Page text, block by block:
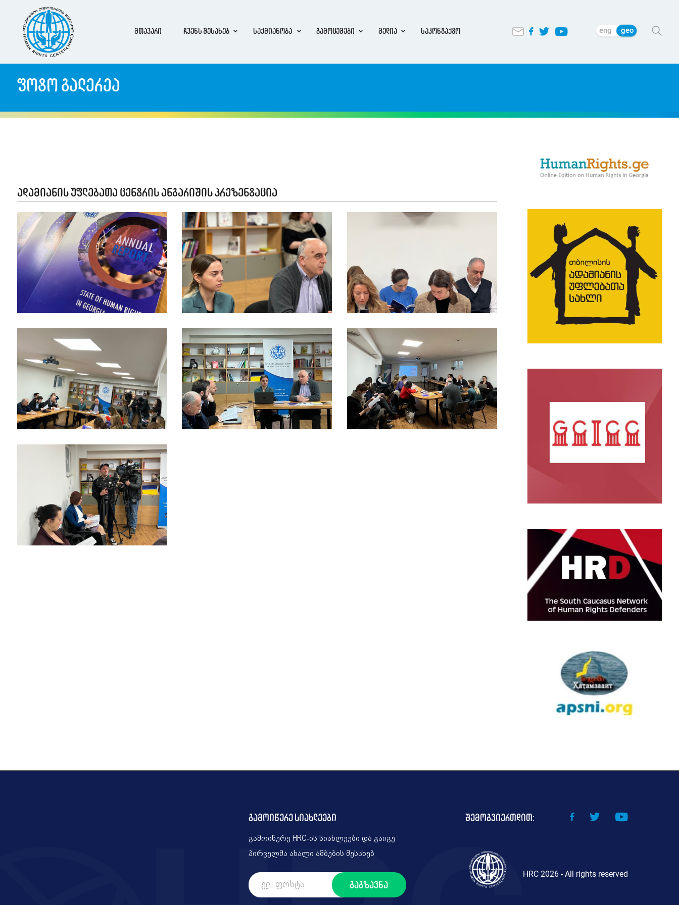
მთავარი ჩვენს შესახებ საქმიანობა გამოცემები მედია საკონტაქტო eng geo
ფოტო გალერეა
ადამიანის უფლებათა ცენტრის ანგარიშის პრეზენტაცია
გამოიწერე სიახლეები
გამოიწერე HRC-ის სიახლეები და გაიგე
პირველმა ახალი ამბების შესახებ
შემოგვიერთდით:
HRC 2026 - All rights reserved